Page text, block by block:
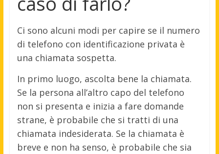
Ci sono alcuni modi per capire se il numero
di telefono con identificazione privata è
una chiamata sospetta.
In primo luogo, ascolta bene la chiamata.
Se la persona all’altro capo del telefono
non si presenta e inizia a fare domande
strane, è probabile che si tratti di una
chiamata indesiderata. Se la chiamata è
breve e non ha senso, è probabile che sia